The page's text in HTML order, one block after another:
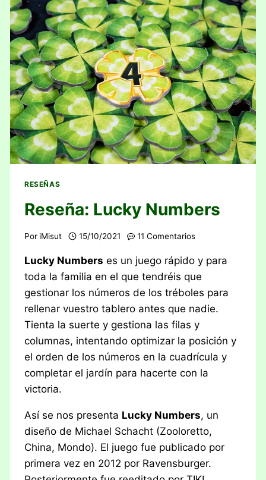
RESEÑAS
Reseña: Lucky Numbers
Por iMisut 15/10/2021 11 Comentarios
Lucky Numbers es un juego rápido y para
toda la familia en el que tendréis que
gestionar los números de los tréboles para
rellenar vuestro tablero antes que nadie.
Tienta la suerte y gestiona las filas y
columnas, intentando optimizar la posición y
el orden de los números en la cuadrícula y
completar el jardín para hacerte con la
victoria.
Así se nos presenta Lucky Numbers, un
diseño de Michael Schacht (Zooloretto,
China, Mondo). El juego fue publicado por
primera vez en 2012 por Ravensburger.